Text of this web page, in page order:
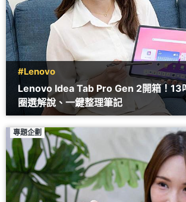
#Lenovo
Lenovo Idea Tab Pro Gen 2開箱！13
圈選解說、一鍵整理筆記
專題企劃